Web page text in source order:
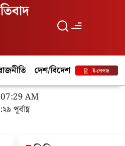
দেশ/বিদেশ পর্যটনই-পেপার
AM
পূর্বাহ্ণ